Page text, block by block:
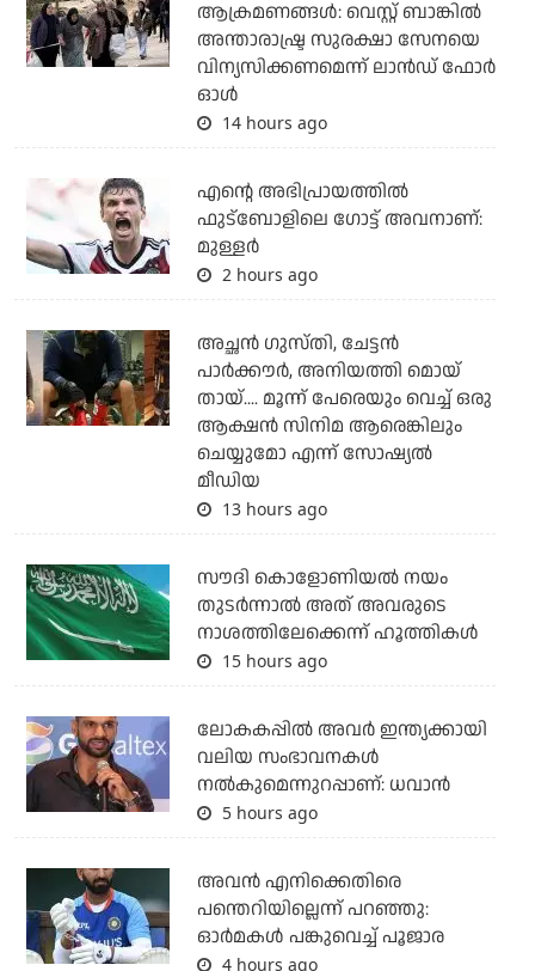
ആക്രമണങ്ങള്‍: വെസ്റ്റ് ബാങ്കില്‍
അന്താരാഷ്ട്ര സുരക്ഷാ സേനയെ
വിന്യസിക്കണമെന്ന് ലാന്‍ഡ് ഫോര്‍
ഓള്‍
14 hours ago
എന്റെ അഭിപ്രായത്തില്‍
ഫുട്‌ബോളിലെ ഗോട്ട് അവനാണ്:
മുള്ളര്‍
2 hours ago
അച്ഛന്‍ ഗുസ്തി, ചേട്ടന്‍
പാര്‍ക്കൗര്‍, അനിയത്തി മൊയ്
തായ്.... മൂന്ന് പേരെയും വെച്ച് ഒരു
ആക്ഷന്‍ സിനിമ ആരെങ്കിലും
ചെയ്യുമോ എന്ന് സോഷ്യല്‍
മീഡിയ
13 hours ago
സൗദി കൊളോണിയല്‍ നയം
തുടര്‍ന്നാല്‍ അത് അവരുടെ
നാശത്തിലേക്കെന്ന് ഹൂത്തികള്‍
15 hours ago
ലോകകപ്പിൽ അവര്‍ ഇന്ത്യക്കായി
വലിയ സംഭാവനകള്‍
നല്‍കുമെന്നുറപ്പാണ്: ധവാന്‍
5 hours ago
അവന്‍ എനിക്കെതിരെ
പന്തെറിയില്ലെന്ന് പറഞ്ഞു:
ഓര്‍മകള്‍ പങ്കുവെച്ച് പൂജാര
4 hours ago